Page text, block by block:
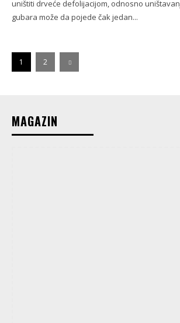
uništiti drveće defolijacijom, odnosno
gubara može da pojede čak jedan...
1 2
MAGAZIN